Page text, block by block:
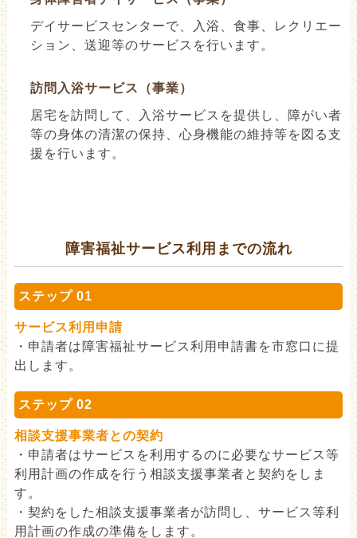
デイサービスセンターで、入浴、食事、レクリエー
ション、送迎等のサービスを行います。
訪問入浴サービス（事業）
居宅を訪問して、入浴サービスを提供し、障がい者
等の身体の清潔の保持、心身機能の維持等を図る支
援を行います。
障害福祉サービス利用までの流れ
ステップ 01
サービス利用申請
・申請者は障害福祉サービス利用申請書を市窓口に提
出します。
ステップ 02
相談支援事業者との契約
・申請者はサービスを利用するのに必要なサービス等
利用計画の作成を行う相談支援事業者と契約をしま
す。
・契約をした相談支援事業者が訪問し、サービス等利
用計画の作成の準備をします。